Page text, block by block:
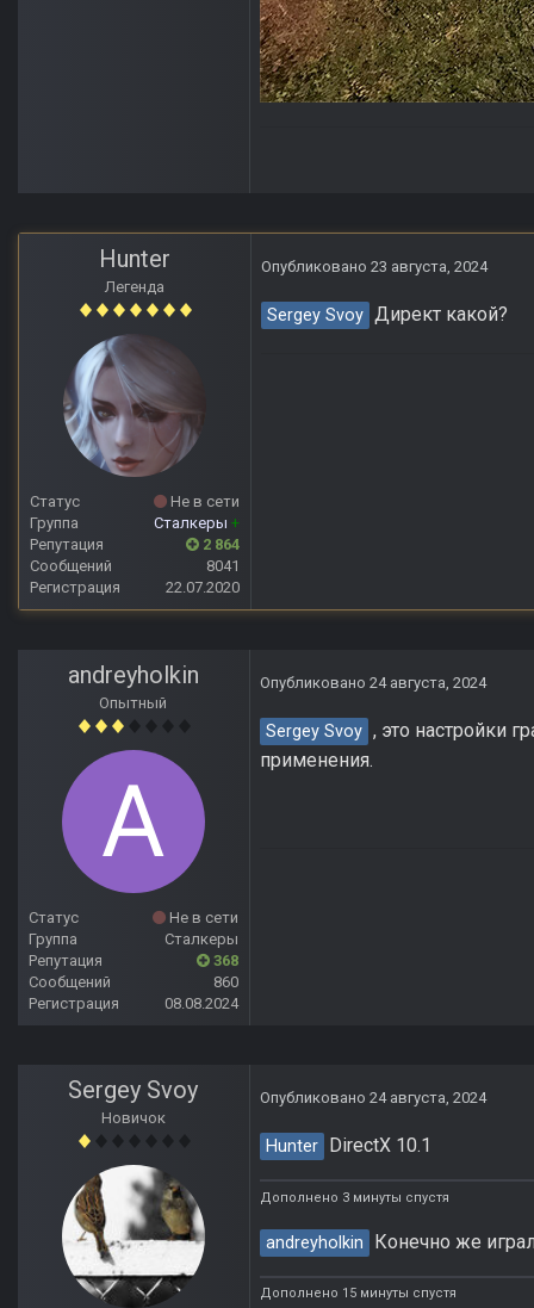
Hunter
Легенда
Статус
Не в сети
Группа
Сталкеры +
Репутация
2 864
Сообщений
8041
Регистрация
22.07.2020
Опубликовано 23 августа, 2024
Sergey Svoy Директ какой?
andreyholkin
Опытный
Статус
Не в сети
Группа
Сталкеры
Репутация
368
Сообщений
860
Регистрация
08.08.2024
Опубликовано 24 августа, 2024
Sergey Svoy , это настройки
применения.
Sergey Svoy
Новичок
Опубликовано 24 августа, 2024
Hunter DirectX 10.1
Дополнено 3 минуты спустя
andreyholkin Конечно же
Дополнено 15 минуты спустя